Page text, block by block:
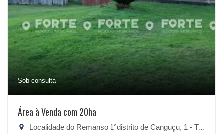
Sob consulta
Área à Venda com 20ha
Localidade do Remanso 1°distrito de Canguçu, 1 - Teixeiras, Canguçu-RS